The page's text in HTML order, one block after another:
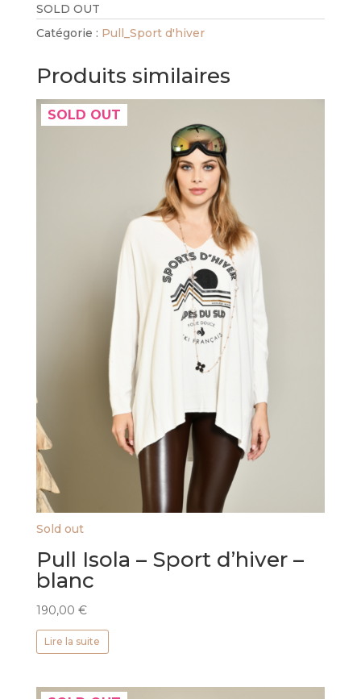
SOLD OUT
Catégorie : Pull_Sport d'hiver
Produits similaires
SOLD OUT
Sold out
Pull Isola – Sport d’hiver –
blanc
190,00 €
Lire la suite